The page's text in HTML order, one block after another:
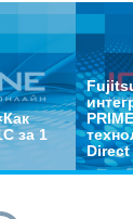
за 1
Direct